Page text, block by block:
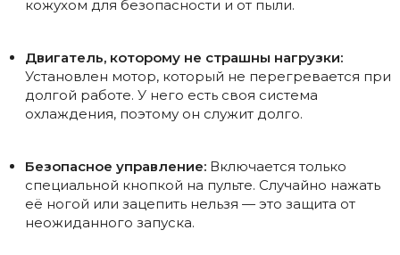
кожухом для безопасности и от пыли.
Двигатель, которому не страшны нагрузки:
Установлен мотор, который не перегревается при
долгой работе. У него есть своя система
охлаждения, поэтому он служит долго.
Безопасное управление: Включается только
специальной кнопкой на пульте. Случайно нажать
её ногой или зацепить нельзя — это защита от
неожиданного запуска.